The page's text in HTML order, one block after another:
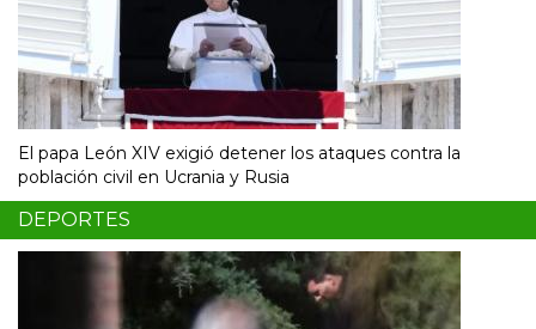
El papa León XIV exigió detener los ataques contra la
población civil en Ucrania y Rusia
DEPORTES